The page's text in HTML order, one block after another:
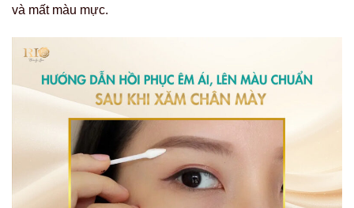
và mất màu mực.